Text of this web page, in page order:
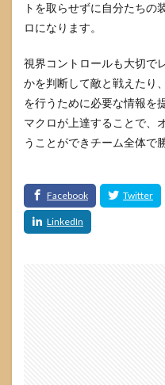
トを取らせずに自分たちの
ロになります。
視界コントロールも大切で
かを判断して敵と戦えたり
を行うために必要な情報を
マクロが上達することで、
うことができチーム全体で